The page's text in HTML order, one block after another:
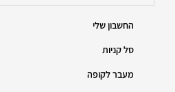
החשבון שלי
סל קניות
מעבר לקופה